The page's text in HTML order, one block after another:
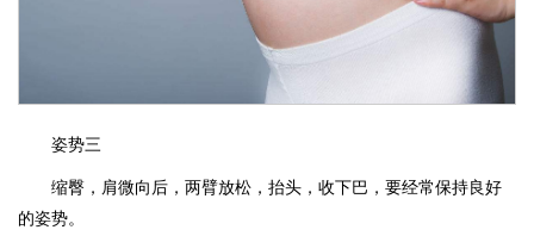
姿势三
缩臀，肩微向后，两臂放松，抬头，收下巴，要经常保持良好
的姿势。